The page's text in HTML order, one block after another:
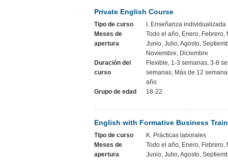
Private English Course
Tipo de curso
I. Enseñanza individualizada
Meses de
apertura
Todo el año, Enero, Febrero,
Junio, Julio, Agosto,
Noviembre, Diciembre
Duración del
curso
Flexible, 1-3 semanas, 3-8
semanas, Más de 12
año
Grupo de edad
18-22
English with Formative Business
Tipo de curso
K. Prácticas laborales
Meses de
apertura
Todo el año, Enero, Febrero,
Junio, Julio, Agosto,